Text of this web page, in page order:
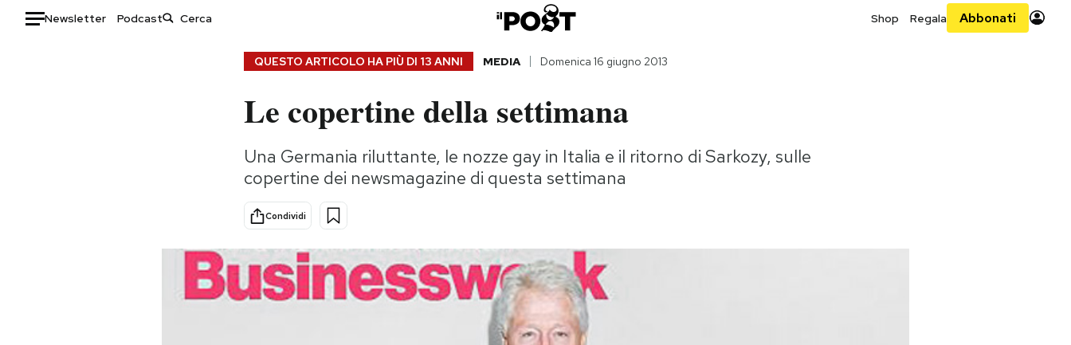
Newsletter Podcast Shop Regala Abbonati
Consumismi
Storie/Idee
Ok Boomer!
Media
Europa
Altrecose
QUESTO ARTICOLO HA PIÙ DI 13 ANNI MEDIA Domenica 16 giugno 2013
Le copertine della settimana
Una Germania riluttante, le nozze gay in Italia e il ritorno di Sarkozy, sulle
copertine dei newsmagazine di questa settimana
Condividi